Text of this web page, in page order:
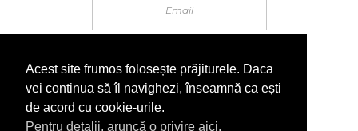
Acest site frumos folosește prăjiturele. Daca
vei continua să îl navighezi, înseamnă ca ești
de acord cu cookie-urile.
Pentru detalii, aruncă o privire aici.